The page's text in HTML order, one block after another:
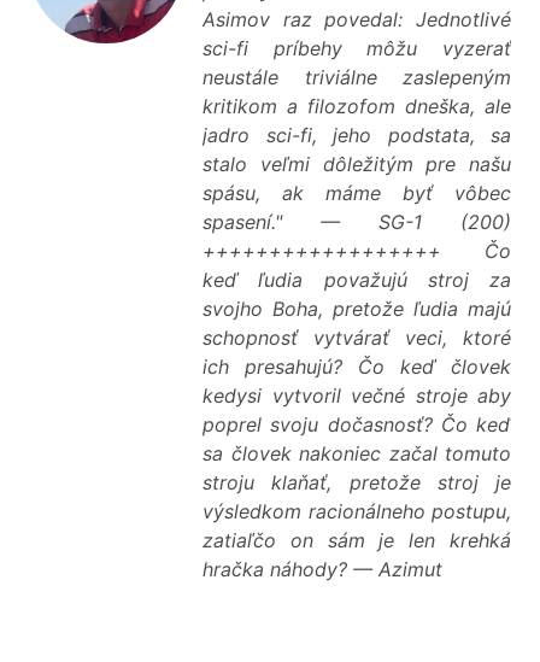
Asimov raz povedal: Jednotlivé
sci-fi príbehy môžu vyzerať
neustále triviálne zaslepeným
kritikom a filozofom dneška, ale
jadro sci-fi, jeho podstata, sa
stalo veľmi dôležitým pre našu
spásu, ak máme byť vôbec
spasení." — SG-1 (200)
++++++++++++++++++ Čo
keď ľudia považujú stroj za
svojho Boha, pretože ľudia majú
schopnosť vytvárať veci, ktoré
ich presahujú? Čo keď človek
kedysi vytvoril večné stroje aby
poprel svoju dočasnosť? Čo keď
sa človek nakoniec začal tomuto
stroju klaňať, pretože stroj je
výsledkom racionálneho postupu,
zatiaľčo on sám je len krehká
hračka náhody? — Azimut